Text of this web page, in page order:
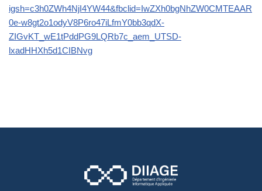
igsh=c3h0ZWh4NjI4YW44&fbclid=IwZXh0bgNhZW0CMTEAAR
0e-w8gt2o1odyV8P6ro47iLfmY0bb3qdX-
ZIGvKT_wE1tPddPG9LQRb7c_aem_UTSD-
lxadHHXh5d1CIBNvg